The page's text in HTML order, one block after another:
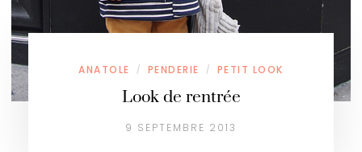
ANATOLE / PENDERIE / PETIT LOOK
Look de rentrée
9 SEPTEMBRE 2013